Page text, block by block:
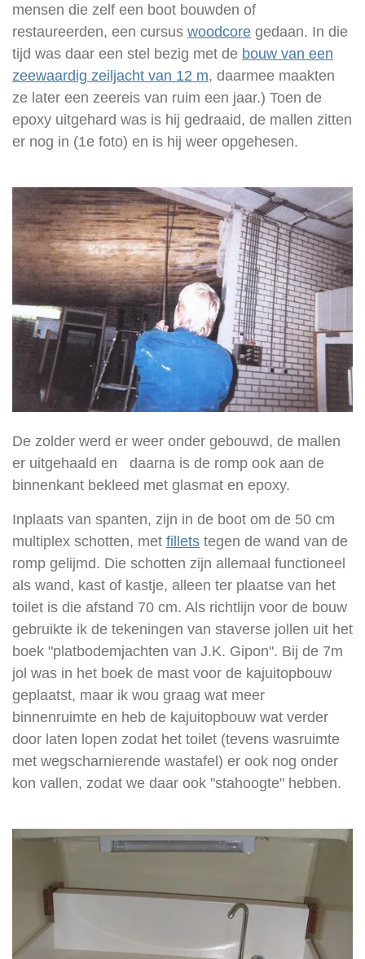
mensen die zelf een boot bouwden of
restaureerden, een cursus woodcore gedaan. In die
tijd was daar een stel bezig met de bouw van een
zeewaardig zeiljacht van 12 m, daarmee maakten
ze later een zeereis van ruim een jaar.) Toen de
epoxy uitgehard was is hij gedraaid, de mallen zitten
er nog in (1e foto) en is hij weer opgehesen.
De zolder werd er weer onder gebouwd, de mallen
er uitgehaald en daarna is de romp ook aan de
binnenkant bekleed met glasmat en epoxy.
Inplaats van spanten, zijn in de boot om de 50 cm
multiplex schotten, met fillets tegen de wand van de
romp gelijmd. Die schotten zijn allemaal functioneel
als wand, kast of kastje, alleen ter plaatse van het
toilet is die afstand 70 cm. Als richtlijn voor de bouw
gebruikte ik de tekeningen van staverse jollen uit het
boek "platbodemjachten van J.K. Gipon". Bij de 7m
jol was in het boek de mast voor de kajuitopbouw
geplaatst, maar ik wou graag wat meer
binnenruimte en heb de kajuitopbouw wat verder
door laten lopen zodat het toilet (tevens wasruimte
met wegscharnierende wastafel) er ook nog onder
kon vallen, zodat we daar ook "stahoogte" hebben.